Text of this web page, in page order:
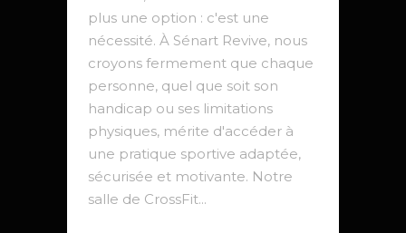
plus une option : c'est une
nécessité. À Sénart Revive, nous
croyons fermement que chaque
personne, quel que soit son
handicap ou ses limitations
physiques, mérite d'accéder à
une pratique sportive adaptée,
sécurisée et motivante. Notre
salle de CrossFit...